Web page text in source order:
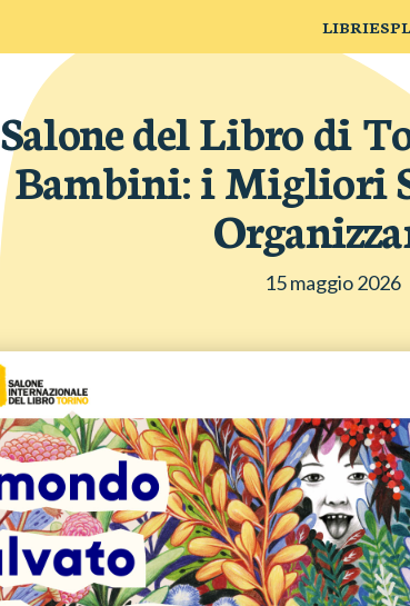
LIBRI
Salone del Libro di
Bambini: i Migliori
15 maggio 2026